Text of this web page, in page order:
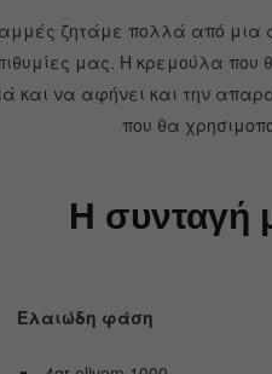
ζητάμε πολλά από μια
μας. Η κρεμούλα που
και να αφήνει και την
που θα
Η συνταγή
Ελαιώδη φάση